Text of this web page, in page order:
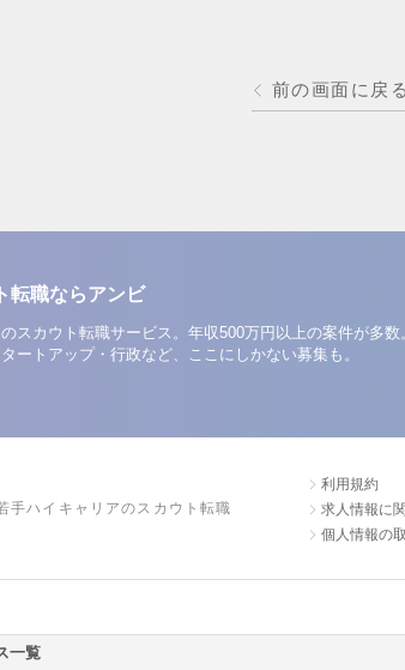
前の画面に戻る
転職ならアンビ
スカウト転職サービス。年収500万円以上の案件が多
ートアップ・行政など、ここにしかない募集も。
手ハイキャリアのスカウト転職
利用規約
求人情報に
個人情報の
一覧